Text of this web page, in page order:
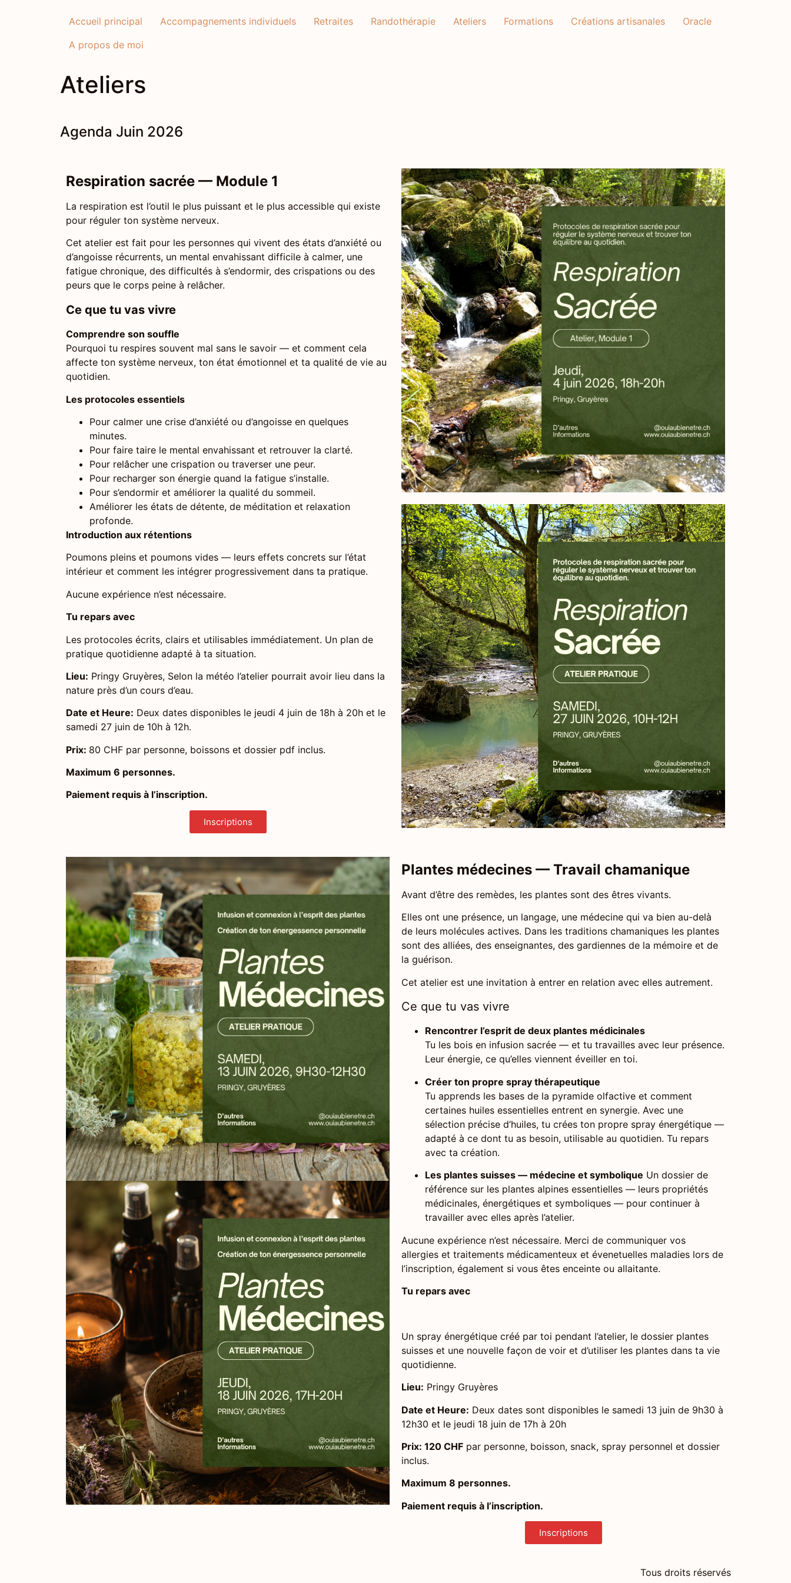
Accueil principal Accompagnements individuels Retraites Randothérapie Ateliers Formations Créations artisanales
Oracle
A propos de moi
Ateliers
Agenda Juin 2026
Respiration sacrée — Module 1
La respiration est l’outil le plus puissant et le plus accessible qui existe
pour réguler ton système nerveux.
Cet atelier est fait pour les personnes qui vivent des états d’anxiété ou
d’angoisse récurrents, un mental envahissant difficile à calmer, une
fatigue chronique, des difficultés à s’endormir, des crispations ou des
peurs que le corps peine à relâcher.
Ce que tu vas vivre
Comprendre son souffle
Pourquoi tu respires souvent mal sans le savoir — et comment cela
affecte ton système nerveux, ton état émotionnel et ta qualité de vie au
quotidien.
Les protocoles essentiels
Pour calmer une crise d’anxiété ou d’angoisse en quelques
minutes.
Pour faire taire le mental envahissant et retrouver la clarté.
Pour relâcher une crispation ou traverser une peur.
Pour recharger son énergie quand la fatigue s’installe.
Pour s’endormir et améliorer la qualité du sommeil.
Améliorer les états de détente, de méditation et relaxation
profonde.
Introduction aux rétentions
Poumons pleins et poumons vides — leurs effets concrets sur l’état
intérieur et comment les intégrer progressivement dans ta pratique.
Aucune expérience n’est nécessaire.
Tu repars avec
Les protocoles écrits, clairs et utilisables immédiatement. Un plan de
pratique quotidienne adapté à ta situation.
Lieu: Pringy Gruyères, Selon la météo l’atelier pourrait avoir lieu dans la
nature près d’un cours d’eau.
Date et Heure: Deux dates disponibles le jeudi 4 juin de 18h à 20h et le
samedi 27 juin de 10h à 12h.
Prix: 80 CHF par personne, boissons et dossier pdf inclus.
Maximum 6 personnes.
Paiement requis à l’inscription.
Inscriptions
Plantes médecines — Travail chamanique
Avant d’être des remèdes, les plantes sont des êtres vivants.
Elles ont une présence, un langage, une médecine qui va bien au-delà
de leurs molécules actives. Dans les traditions chamaniques les plantes
sont des alliées, des enseignantes, des gardiennes de la mémoire et de
la guérison.
Cet atelier est une invitation à entrer en relation avec elles autrement.
Ce que tu vas vivre
Rencontrer l’esprit de deux plantes médicinales
Tu les bois en infusion sacrée — et tu travailles avec leur présence.
Leur énergie, ce qu’elles viennent éveiller en toi.
Créer ton propre spray thérapeutique
Tu apprends les bases de la pyramide olfactive et comment
certaines huiles essentielles entrent en synergie. Avec une
sélection précise d’huiles, tu crées ton propre spray énergétique —
adapté à ce dont tu as besoin, utilisable au quotidien. Tu repars
avec ta création.
Les plantes suisses — médecine et symbolique Un dossier de
référence sur les plantes alpines essentielles — leurs propriétés
médicinales, énergétiques et symboliques — pour continuer à
travailler avec elles après l’atelier.
Aucune expérience n’est nécessaire. Merci de communiquer vos
allergies et traitements médicamenteux et évenetuelles maladies lors de
l’inscription, également si vous êtes enceinte ou allaitante.
Tu repars avec
Un spray énergétique créé par toi pendant l’atelier, le dossier plantes
suisses et une nouvelle façon de voir et d’utiliser les plantes dans ta vie
quotidienne.
Lieu: Pringy Gruyères
Date et Heure: Deux dates sont disponibles le samedi 13 juin de 9h30 à
12h30 et le jeudi 18 juin de 17h à 20h
Prix: 120 CHF par personne, boisson, snack, spray personnel et dossier
inclus.
Maximum 8 personnes.
Paiement requis à l’inscription.
Inscriptions
Tous droits réservés